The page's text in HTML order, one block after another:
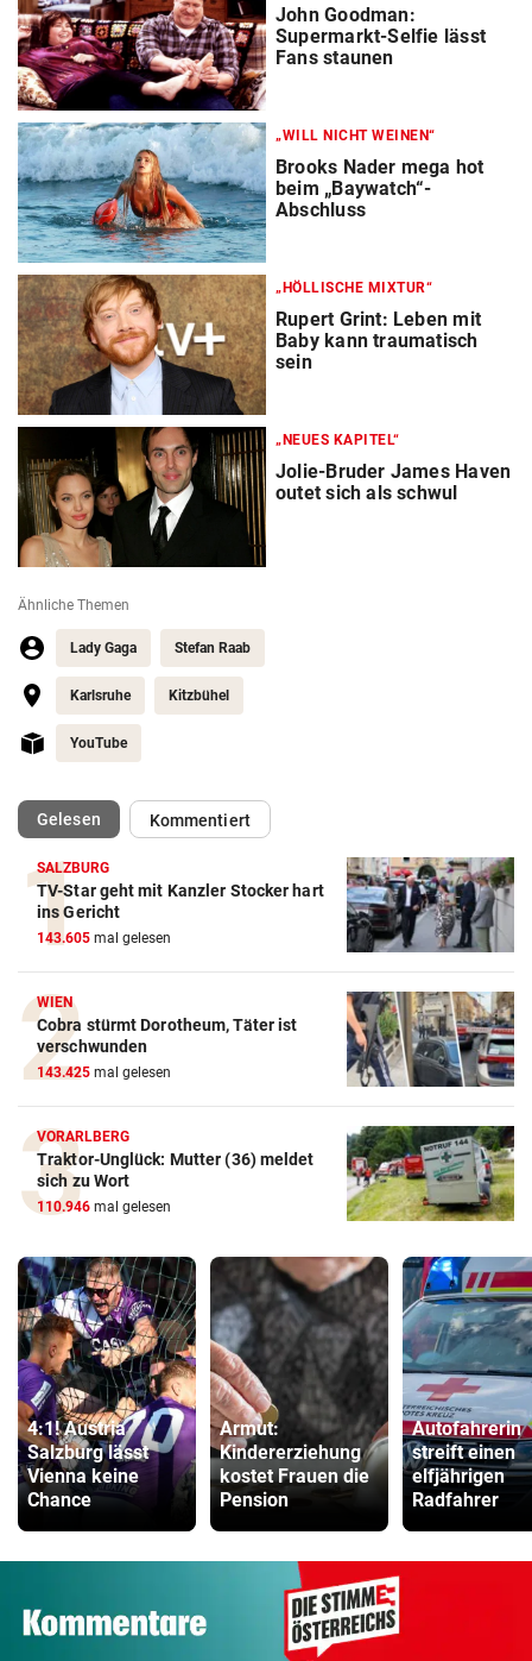
John Goodman:
Supermarkt-Selfie lässt
Fans staunen
„WILL NICHT WEINEN“
Brooks Nader mega hot
beim „Baywatch“-
Abschluss
„HÖLLISCHE MIXTUR“
Rupert Grint: Leben mit
Baby kann traumatisch
sein
„NEUES KAPITEL“
Jolie-Bruder James Haven
outet sich als schwul
Ähnliche Themen
Lady Gaga Stefan Raab
Karlsruhe Kitzbühel
YouTube
Gelesen(ausgewählt)Kommentiert
SALZBURG
TV-Star geht mit Kanzler Stocker hart
ins Gericht
143.605 mal gelesen
WIEN
Cobra stürmt Dorotheum, Täter ist
verschwunden
143.425 mal gelesen
VORARLBERG
Traktor-Unglück: Mutter (36) meldet
sich zu Wort
110.946 mal gelesen
4:1! Austria
Salzburg lässt
Vienna keine
Chance
Armut:
Kindererziehung
kostet Frauen die
Pension
Autofahrerin
streift einen
elfjährigen
Radfahrer